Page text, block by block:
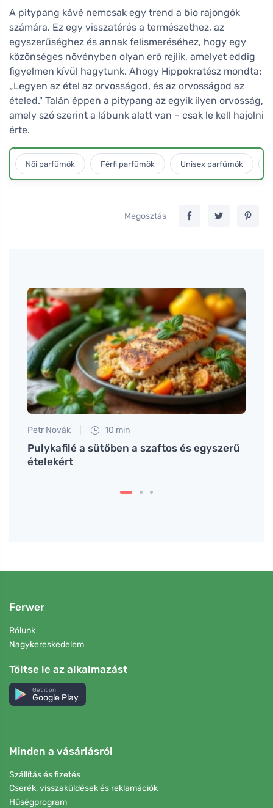
A pitypang kávé nemcsak egy trend a bio rajongók
számára. Ez egy visszatérés a természethez, az
egyszerűséghez és annak felismeréséhez, hogy egy
közönséges növényben olyan erő rejlik, amelyet eddig
figyelmen kívül hagytunk. Ahogy Hippokratész mondta:
„Legyen az étel az orvosságod, és az orvosságod az
ételed." Talán éppen a pitypang az egyik ilyen orvosság,
amely szó szerint a lábunk alatt van – csak le kell hajolni
érte.
Női parfümök Férfi parfümök Unisex parfümök
Megosztás
Petr Novák 10 min
Pulykafilé a sütőben a szaftos és egyszerű
ételekért
Ferwer
Rólunk
Nagykereskedelem
Töltse le az alkalmazást
Get it on
Google Play
Minden a vásárlásról
Szállítás és fizetés
Cserék, visszaküldések és reklamációk
Hűségprogram